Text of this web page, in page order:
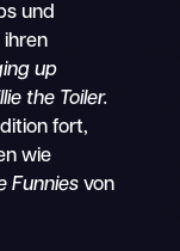
und
ihren
up
the Toiler.
fort,
wie
Funniesvon